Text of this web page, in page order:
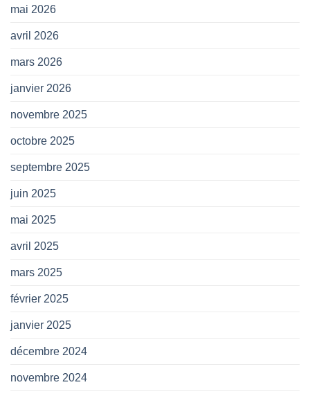
mai 2026
avril 2026
mars 2026
janvier 2026
novembre 2025
octobre 2025
septembre 2025
juin 2025
mai 2025
avril 2025
mars 2025
février 2025
janvier 2025
décembre 2024
novembre 2024